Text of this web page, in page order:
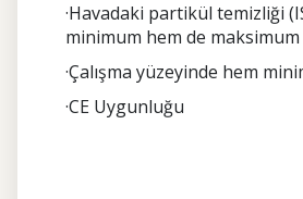
·Havadaki partikül temizliği
minimum hem de maksimum
·Çalışma yüzeyinde hem
·CE Uygunluğu